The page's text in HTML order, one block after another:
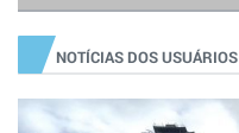
NOTÍCIAS DOS USUÁRIOS